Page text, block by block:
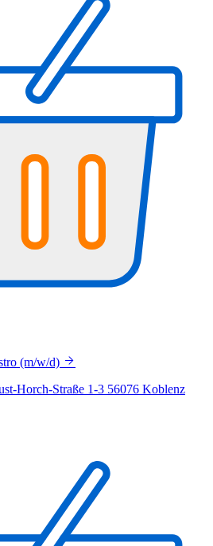
(m/w/d)
Horch-Straße 1-3 56076 Koblenz